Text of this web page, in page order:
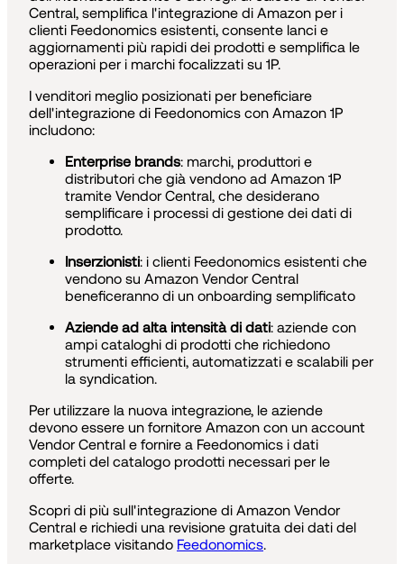
Central, semplifica l'integrazione di Amazon per i
clienti Feedonomics esistenti, consente lanci e
aggiornamenti più rapidi dei prodotti e semplifica le
operazioni per i marchi focalizzati su 1P.
I venditori meglio posizionati per beneficiare
dell'integrazione di Feedonomics con Amazon 1P
includono:
Enterprise brands: marchi, produttori e
distributori che già vendono ad Amazon 1P
tramite Vendor Central, che desiderano
semplificare i processi di gestione dei dati di
prodotto.
Inserzionisti: i clienti Feedonomics esistenti che
vendono su Amazon Vendor Central
beneficeranno di un onboarding semplificato
Aziende ad alta intensità di dati: aziende con
ampi cataloghi di prodotti che richiedono
strumenti efficienti, automatizzati e scalabili per
la syndication.
Per utilizzare la nuova integrazione, le aziende
devono essere un fornitore Amazon con un account
Vendor Central e fornire a Feedonomics i dati
completi del catalogo prodotti necessari per le
offerte.
Scopri di più sull'integrazione di Amazon Vendor
Central e richiedi una revisione gratuita dei dati del
marketplace visitando Feedonomics.